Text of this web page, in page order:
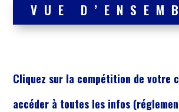
VUE
Cliquez sur la compétition de votre
accéder à toutes les infos